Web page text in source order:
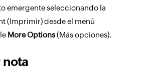
emergente seleccionando la
(Imprimir) desde el menú
More Options(Más opciones).
nota